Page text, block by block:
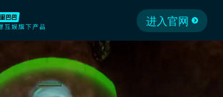
进入官网